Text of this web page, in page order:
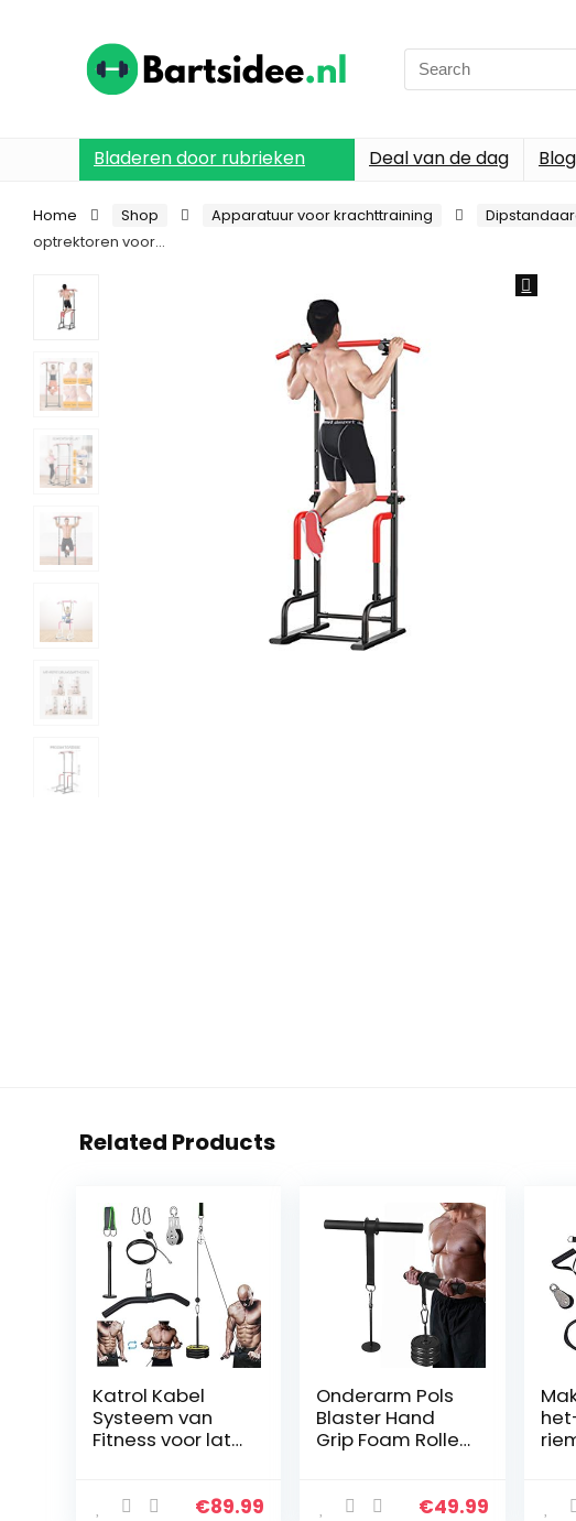
Search
for:
Bladeren door rubrieken Deal van de dag
Home Shop Apparatuur voor krachttraining
optrektoren voor…
Related Products
Katrol Kabel
Systeem van
Fitness voor lat
met Handvatten
€89.99
Onderarm Pols
Blaster Hand
Grip Foam Roller
Apparaat Thuis
€49.99
m